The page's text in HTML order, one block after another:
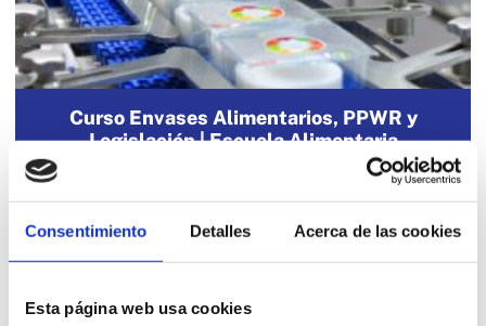
Consentimiento Detalles Acerca de las cookies
Esta página web usa cookies
Curso Envases Alimentarios, PPWR y
Legislación | Escuela Alimentaria
Ver más